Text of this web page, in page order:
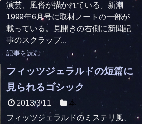
演芸、風俗が描かれている。新潮
1999年6月号に取材ノートの一部が
載っている。見開きの右側に新聞記
事のスクラップ...
記事を読む
フィッツジェラルドの短篇に
見られるゴシック
2013/3/11
本
フィッツジェラルドのミステリ風、